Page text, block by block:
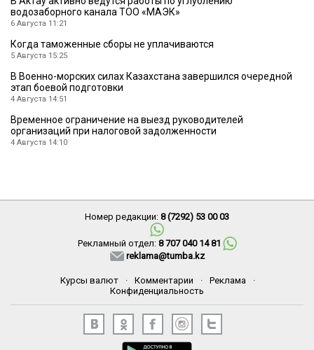
водозаборного канала ТОО «МАЭК»
6 Августа 11:21
Когда таможенные сборы не уплачиваются
5 Августа 15:25
В Военно-морских силах Казахстана завершился очередной
этап боевой подготовки
4 Августа 14:51
Временное ограничение на выезд руководителей
организаций при налоговой задолженности
4 Августа 14:10
Номер редакции: 8 (7292) 53 00 03
Рекламный отдел: 8 707 040 14 81
reklama@tumba.kz
Курсы валют · Комментарии · Реклама
·
Конфиденциальность